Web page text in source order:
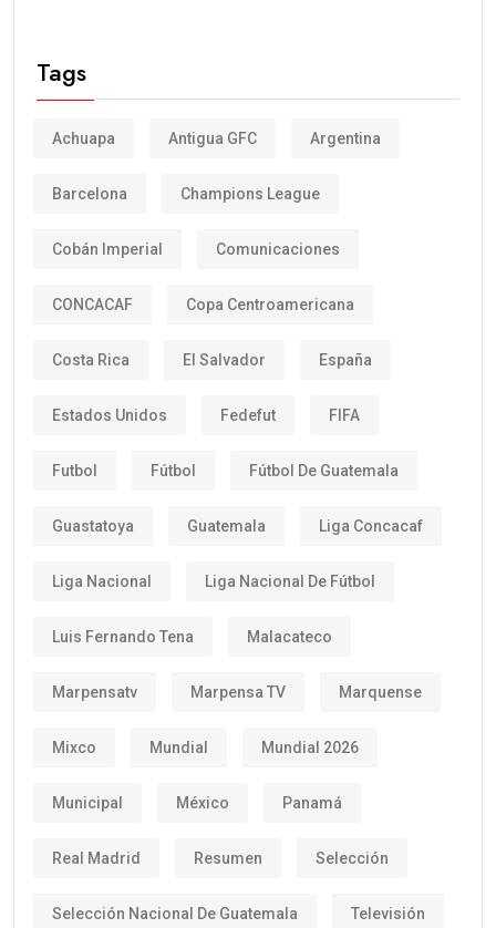
Tags
Achuapa Antigua GFC Argentina
Barcelona Champions League
Cobán Imperial Comunicaciones
CONCACAF Copa Centroamericana
Costa Rica El Salvador España
Estados Unidos Fedefut FIFA
Futbol Fútbol Fútbol De Guatemala
Guastatoya Guatemala Liga Concacaf
Liga Nacional Liga Nacional De Fútbol
Luis Fernando Tena Malacateco
Marpensatv Marpensa TV Marquense
Mixco Mundial Mundial 2026
Municipal México Panamá
Real Madrid Resumen Selección
Selección Nacional De Guatemala Televisión